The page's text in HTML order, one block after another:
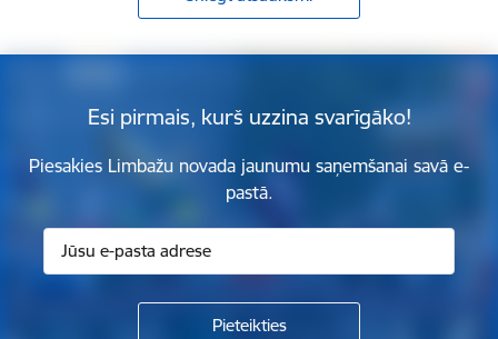
Esi pirmais, kurš uzzina svarīgāko!
Piesakies Limbažu novada jaunumu saņemšanai savā e-
pastā.